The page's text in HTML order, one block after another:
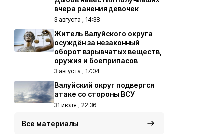
вчера ранения девочек
3 августа , 14:38
Житель Валуйского округа
осуждён за незаконный
оборот взрывчатых веществ,
оружия и боеприпасов
3 августа , 17:04
Валуйский округ подвергся
атаке со стороны ВСУ
31 июля , 22:36
Все материалы